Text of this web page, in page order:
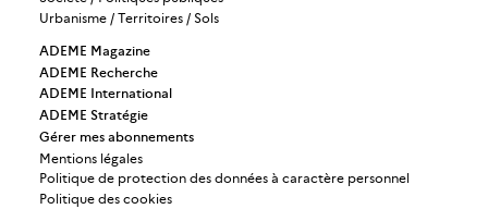
Urbanisme / Territoires / Sols
ADEME Magazine
ADEME Recherche
ADEME International
ADEME Stratégie
Gérer mes abonnements
Mentions légales
Politique de protection des données à caractère personnel
Politique des cookies